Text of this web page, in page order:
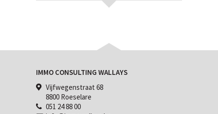
IMMO CONSULTING WALLAYS
Vijfwegenstraat 68
8800 Roeselare
051 24 88 00